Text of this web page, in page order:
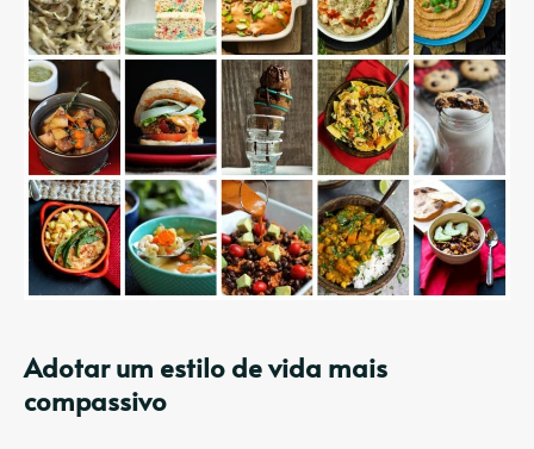
Adotar um estilo de vida mais
compassivo